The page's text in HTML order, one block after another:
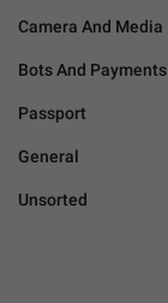
Camera And Media
Bots And Payments
Passport
General
Unsorted